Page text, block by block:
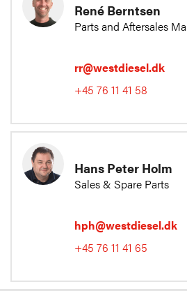
René Berntsen
Parts and Aftersales
rr@westdiesel.dk
+45 76 11 41 58
Hans Peter Holm
Sales & Spare Parts
hph@westdiesel.dk
+45 76 11 41 65